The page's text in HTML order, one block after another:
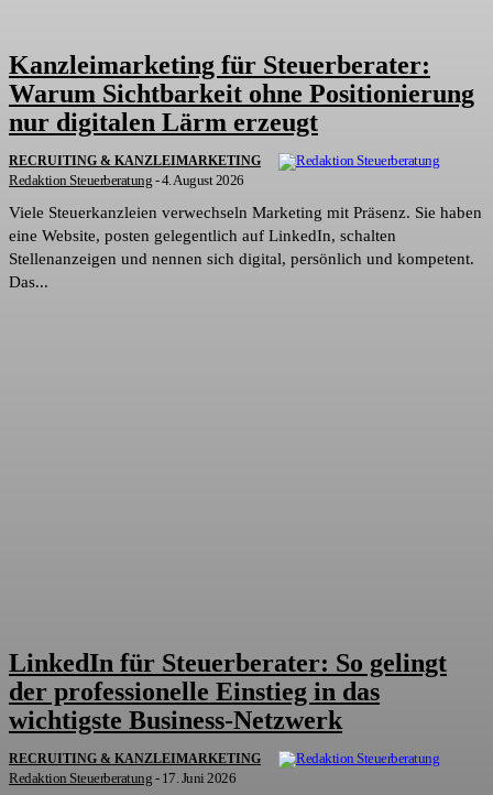
Kanzleimarketing für Steuerberater:
Warum Sichtbarkeit ohne Positionierung
nur digitalen Lärm erzeugt
RECRUITING & KANZLEIMARKETING
Redaktion Steuerberatung - 4. August 2026
Viele Steuerkanzleien verwechseln Marketing mit Präsenz. Sie haben
eine Website, posten gelegentlich auf LinkedIn, schalten
Stellenanzeigen und nennen sich digital, persönlich und kompetent.
Das...
LinkedIn für Steuerberater: So gelingt
der professionelle Einstieg in das
wichtigste Business-Netzwerk
RECRUITING & KANZLEIMARKETING
Redaktion Steuerberatung - 17. Juni 2026